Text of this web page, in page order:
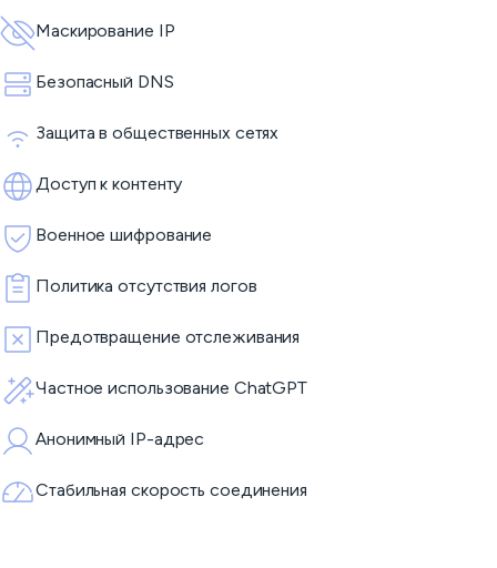
Маскирование IP
Безопасный DNS
Защита в общественных сетях
Доступ к контенту
Военное шифрование
Политика отсутствия логов
Предотвращение отслеживания
Частное использование ChatGPT
Анонимный IP-адрес
Стабильная скорость соединения